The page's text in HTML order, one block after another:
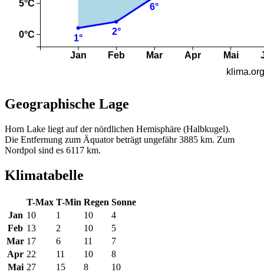
Geographische Lage
Horn Lake liegt auf der nördlichen Hemisphäre (Halbkugel).
Die Entfernung zum Äquator beträgt ungefähr 3885 km. Zum
Nordpol sind es 6117 km.
Klimatabelle
T-Max T-Min Regen Sonne
Jan 10 1 10
4
Feb 13 2 10
5
Mar 17 6 11
7
Apr 22 11 10
8
Mai 27 15 8 10